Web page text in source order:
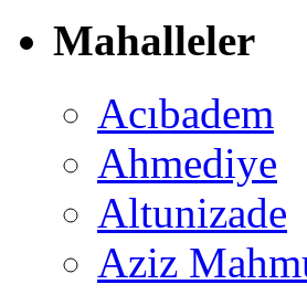
Mahalleler
Acıbadem
Ahmediye
Altunizade
Aziz